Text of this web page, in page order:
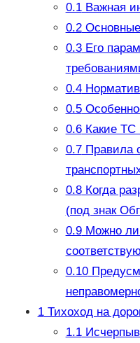
0.1Важная
0.2
0.3Его
0.4
0.5
0.6Какие ТС
0.7Правила
0.8Когда
(под знак
0.9Можно ли
0.10
1Тихоход на
1.1